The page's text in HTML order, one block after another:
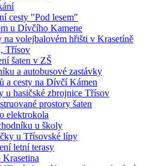
cesty "Pod lesem"
u Dívčího Kamene
volejbalovém hřišti v Krasetíně
Třísov
šaten v ZŠ
a autobusové zastávky
a cesty na Dívčí Kámen
u hasičské zbrojnice Třísov
prostory šaten
elektrokola
u školy
u Třísovské lípy
letní terasy